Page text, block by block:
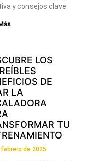
y consejos clave.
LOS
DE
LA
TU
de 2025